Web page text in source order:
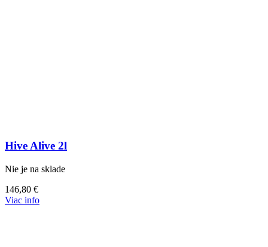
Hive Alive 2l
Nie je na sklade
146,80 €
Viac info